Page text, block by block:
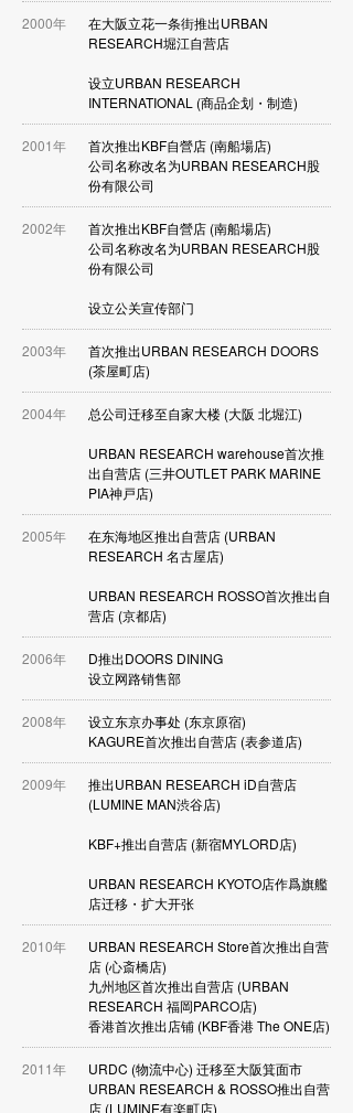
2000年
在大阪立花一条街推出URBAN
RESEARCH堀江自营店
设立URBAN RESEARCH
INTERNATIONAL (商品企划・制造)
2001年
首次推出KBF自營店 (南船場店)
公司名称改名为URBAN RESEARCH股
份有限公司
2002年
首次推出KBF自營店 (南船場店)
公司名称改名为URBAN RESEARCH股
份有限公司
设立公关宣传部门
2003年
首次推出URBAN RESEARCH DOORS
(茶屋町店)
2004年 总公司迁移至自家大楼 (大阪 北堀江)
URBAN RESEARCH warehouse首次推
出自营店 (三井OUTLET PARK MARINE
PIA神戸店)
2005年
在东海地区推出自营店 (URBAN
RESEARCH 名古屋店)
URBAN RESEARCH ROSSO首次推出自
营店 (京都店)
2006年
D推出DOORS DINING
设立网路销售部
2008年
设立东京办事处 (东京原宿)
KAGURE首次推出自营店 (表参道店)
2009年
推出URBAN RESEARCH iD自营店
(LUMINE MAN渋谷店)
KBF+推出自营店 (新宿MYLORD店)
URBAN RESEARCH KYOTO店作爲旗艦
店迁移・扩大开张
2010年
URBAN RESEARCH Store首次推出自营
店 (心斎橋店)
九州地区首次推出自营店 (URBAN
RESEARCH 福岡PARCO店)
香港首次推出店铺 (KBF香港 The ONE店)
2011年
URDC (物流中心) 迁移至大阪箕面市
URBAN RESEARCH & ROSSO推出自营
店 (LUMINE有楽町店)